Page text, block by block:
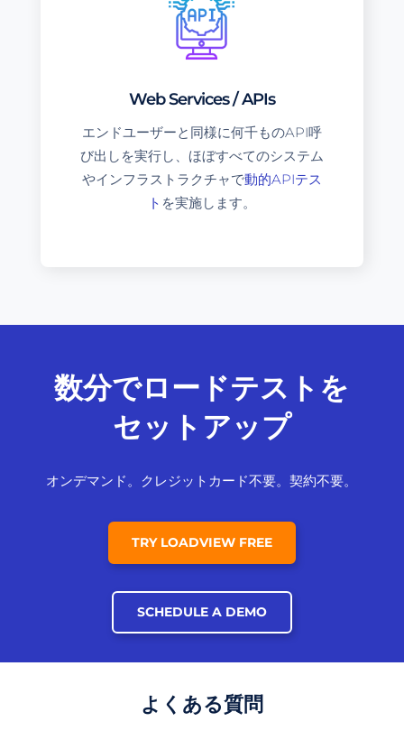
Web Services / APIs
エンドユーザーと同様に何千ものAPI呼
び出しを実行し、ほぼすべてのシステム
やインフラストラクチャで動的APIテス
ト を実施します。
数分でロードテストを
セットアップ
オンデマンド。クレジットカード不要。契約不要。
TRY LOADVIEW FREE
SCHEDULE A DEMO
よくある質問